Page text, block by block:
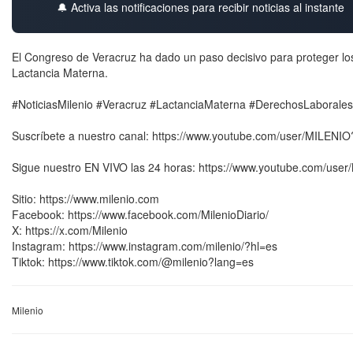
🔔 Activa las notificaciones para recibir noticias al instante
El Congreso de Veracruz ha dado un paso decisivo para proteger
Lactancia Materna.
#NoticiasMilenio #Veracruz #LactanciaMaterna
Suscríbete a nuestro canal: https://www.youtube.com/user/
Sigue nuestro EN VIVO las 24 horas: https://www.youtube.com/
Sitio: https://www.milenio.com
Facebook: https://www.facebook.com/MilenioDiario/
X: https://x.com/Milenio
Instagram: https://www.instagram.com/milenio/?hl=es
Tiktok: https://www.tiktok.com/@milenio?lang=es
Milenio